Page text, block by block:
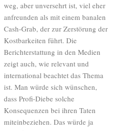
weg, aber unversehrt ist, viel eher
anfreunden als mit einem banalen
Cash-Grab, der zur Zerstörung der
Kostbarkeiten führt. Die
Berichterstattung in den Medien
zeigt auch, wie relevant und
international beachtet das Thema
ist. Man würde sich wünschen,
dass Profi-Diebe solche
Konsequenzen bei ihren Taten
miteinbeziehen. Das würde ja